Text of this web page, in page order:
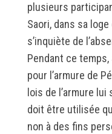
plusieurs
Saori, dans sa
s’inquiète de
Pendant ce
pour l’armure de
lois de l’armure
doit être utilisée
non à des fins